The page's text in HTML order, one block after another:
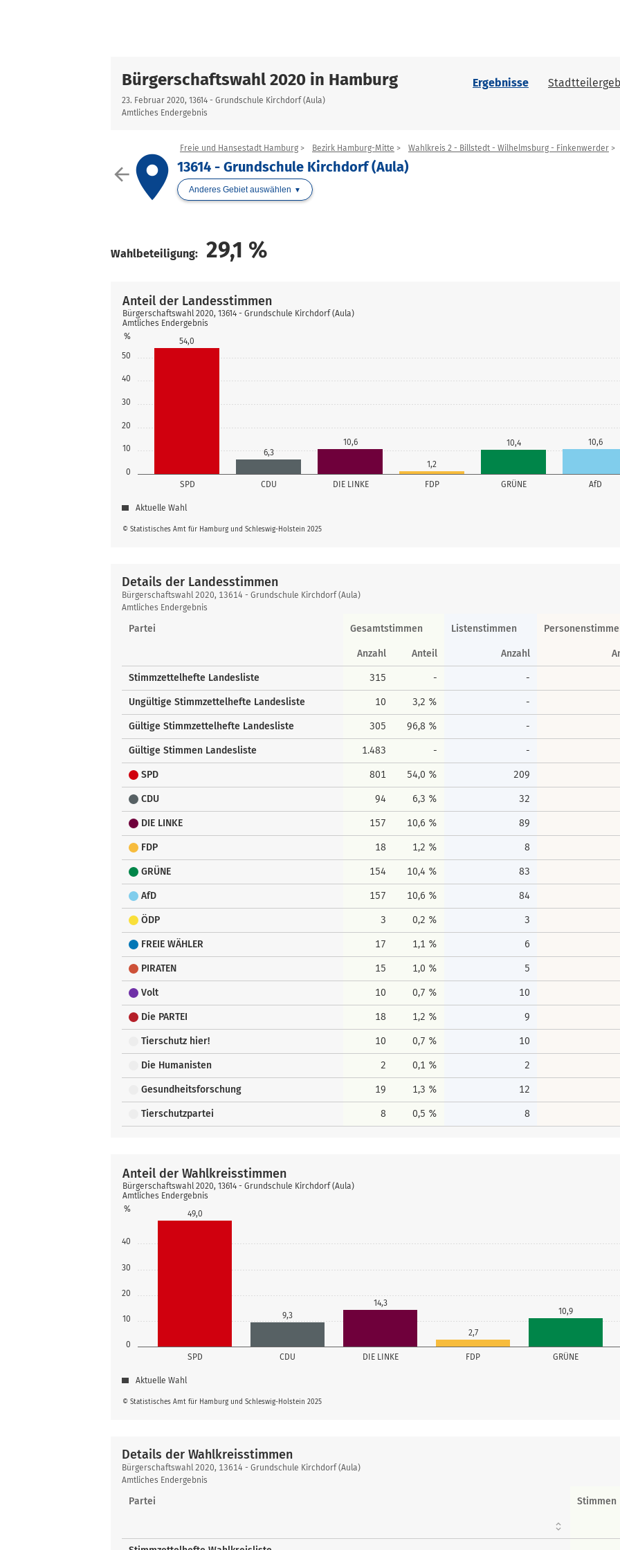
Bürgerschaftswahl 2020 in Hamburg
23. Februar 2020, 13614 - Grundschule Kirchdorf (Aula)
Amtliches Endergebnis
Ergebnisse
arrow_backplace
Freie und Hansestadt Hamburg Bezirk Hamburg-Mitte Wahlkreis 2 - Billstedt - Wilhelmsburg - Finkenwerder
13614 - Grundschule Kirchdorf (Aula)
Anderes Gebiet auswählen
Wahlbeteiligung: 29,1 %
0
10
20
30
40
50
%
SPD CDU DIE LINKE FDP GRÜNE AfD
54,0
6,3
10,6
1,2
10,4 10,6
© Statistisches Amt für Hamburg und Schleswig-Holstein 2025
Anteil der Landesstimmen
Bürgerschaftswahl 2020, 13614 - Grundschule Kirchdorf (Aula)
Amtliches Endergebnis
Aktuelle Wahl
Details der Landesstimmen
Details
der
Landesstimmen
Bürgerschaftswahl 2020, 13614 - Grundschule Kirchdorf (Aula)
Amtliches Endergebnis
Partei Gesamtstimmen Listenstimmen
Anzahl Anteil Anzahl
Stimmzettelhefte Landesliste 315 - -
Ungültige Stimmzettelhefte Landesliste 10 3,2 % -
Gültige Stimmzettelhefte Landesliste 305 96,8 % -
Gültige Stimmen Landesliste 1.483 - -
SPD 801 54,0 % 209
CDU 94 6,3 % 32
DIE LINKE 157 10,6 % 89
FDP 18 1,2 % 8
GRÜNE 154 10,4 % 83
AfD 157 10,6 % 84
ÖDP 3 0,2 % 3
FREIE WÄHLER 17 1,1 % 6
PIRATEN 15 1,0 % 5
Volt 10 0,7 % 10
Die PARTEI 18 1,2 % 9
Tierschutz hier! 10 0,7 % 10
Die Humanisten 2 0,1 % 2
Gesundheitsforschung 19 1,3 % 12
Tierschutzpartei 8 0,5 % 8
0
10
20
30
40
%
SPD CDU DIE LINKE FDP GRÜNE
49,0
9,3
14,3
2,7
10,9
© Statistisches Amt für Hamburg und Schleswig-Holstein 2025
Anteil der Wahlkreisstimmen
Bürgerschaftswahl 2020, 13614 - Grundschule Kirchdorf (Aula)
Amtliches Endergebnis
Aktuelle Wahl
Details der Wahlkreisstimmen
Details
der
Wahlkreisstimmen
Bürgerschaftswahl 2020, 13614 - Grundschule Kirchdorf (Aula)
Amtliches Endergebnis
Partei Stimmen